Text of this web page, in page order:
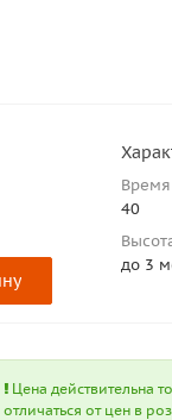
40
до 3
Цена действительна
отличаться от цен в